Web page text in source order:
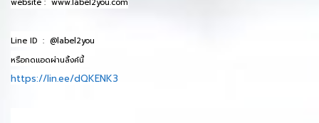
website : www.label2you.com
Line ID : @label2you
หรือกดแอดผ่านลิ้งค์นี้
https://lin.ee/dQKENK3